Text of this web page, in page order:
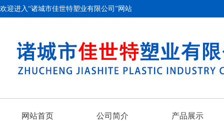
欢迎进入“诸城市佳世特塑业有限公司”网站
网站首页 公司简介 产品展示